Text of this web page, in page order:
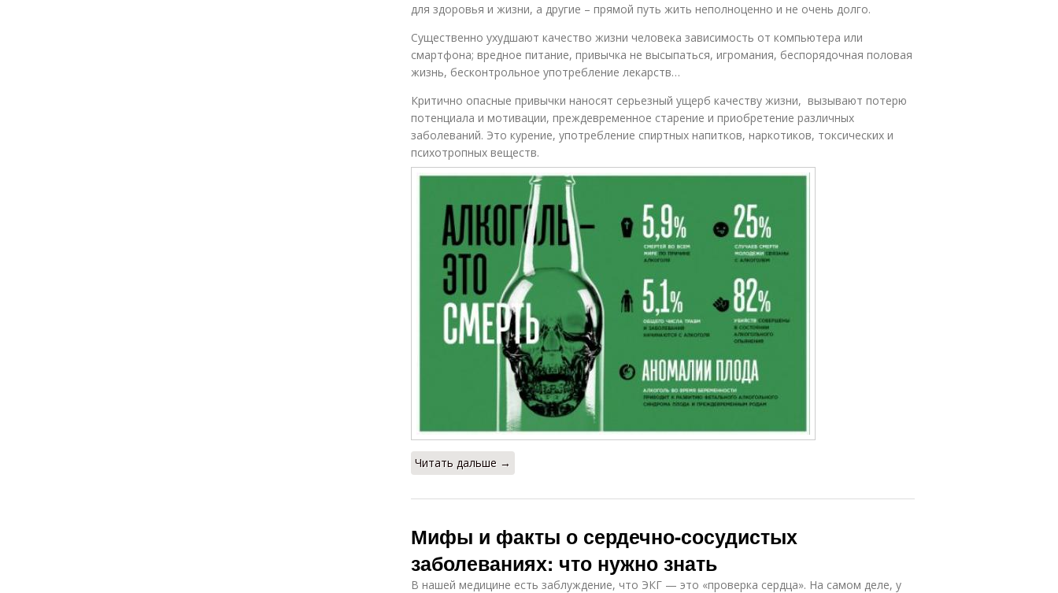
для здоровья и жизни, а другие – прямой путь жить неполноценно и не очень долго.
Существенно ухудшают качество жизни человека зависимость от компьютера или
смартфона; вредное питание, привычка не высыпаться, игромания, беспорядочная половая
жизнь, бесконтрольное употребление лекарств…
Критично опасные привычки наносят серьезный ущерб качеству жизни, вызывают потерю
потенциала и мотивации, преждевременное старение и приобретение различных
заболеваний. Это курение, употребление спиртных напитков, наркотиков, токсических и
психотропных веществ.
Читать дальше →
Мифы и факты о сердечно-сосудистых
заболеваниях: что нужно знать
В нашей медицине есть заблуждение, что ЭКГ — это «проверка сердца». На самом деле, у